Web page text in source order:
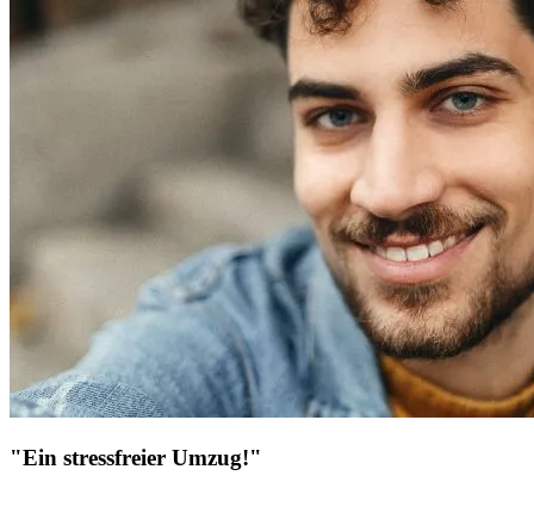
"Ein stressfreier Umzug!"